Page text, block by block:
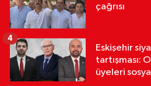
çağrısı
Eskişehir
tartışması:
üyeleri
4